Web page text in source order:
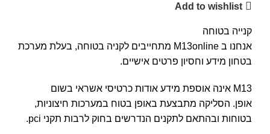
Add to wishlist
קנייה בטוחה
אנחנו ב M13online מתחייבים לקניה בטוחה, בעלת מערכת
בטחון מידע וחסיון פרטים אישיים.
M13 אינה אוספת מידע אודות כרטיסי אשראי בשום
אופן. הסליקה מתבצעת באופן בטוח במערכות חיצוניות,
בטוחות ובהתאם לתקנים הנדרשים בחוק לרבות תקני pci.